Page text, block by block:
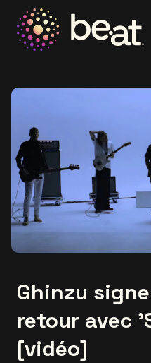
Ghinzu
retour avec
[vidéo]